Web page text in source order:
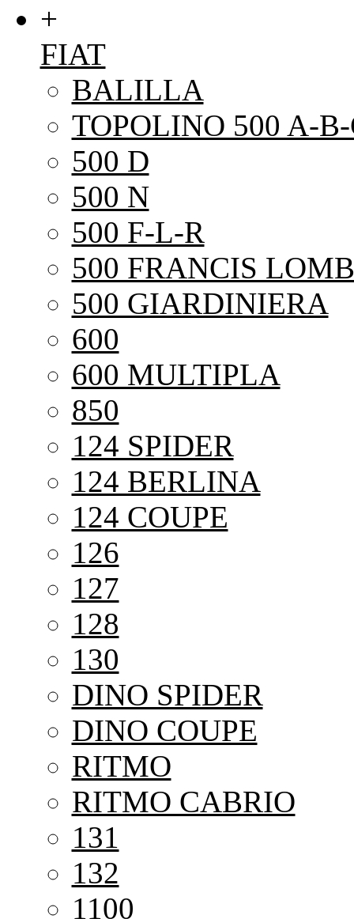
+
FIAT
BALILLA
TOPOLINO 500 A-
500 D
500 N
500 F-L-R
500 FRANCIS
500 GIARDINIERA
600
600 MULTIPLA
850
124 SPIDER
124 BERLINA
124 COUPE
126
127
128
130
DINO SPIDER
DINO COUPE
RITMO
RITMO CABRIO
131
132
1100